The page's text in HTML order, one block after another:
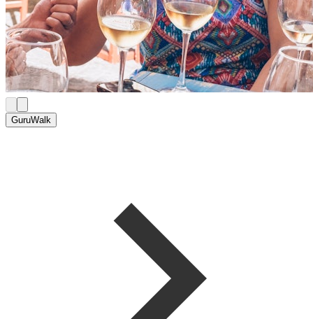
GuruWalk